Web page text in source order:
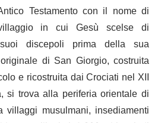
Testamento con il nome di
in cui Gesù scelse di
discepoli prima della sua
di San Giorgio, costruita
e ricostruita dai Crociati nel XII
si trova alla periferia orientale di
villaggi musulmani, insediamenti